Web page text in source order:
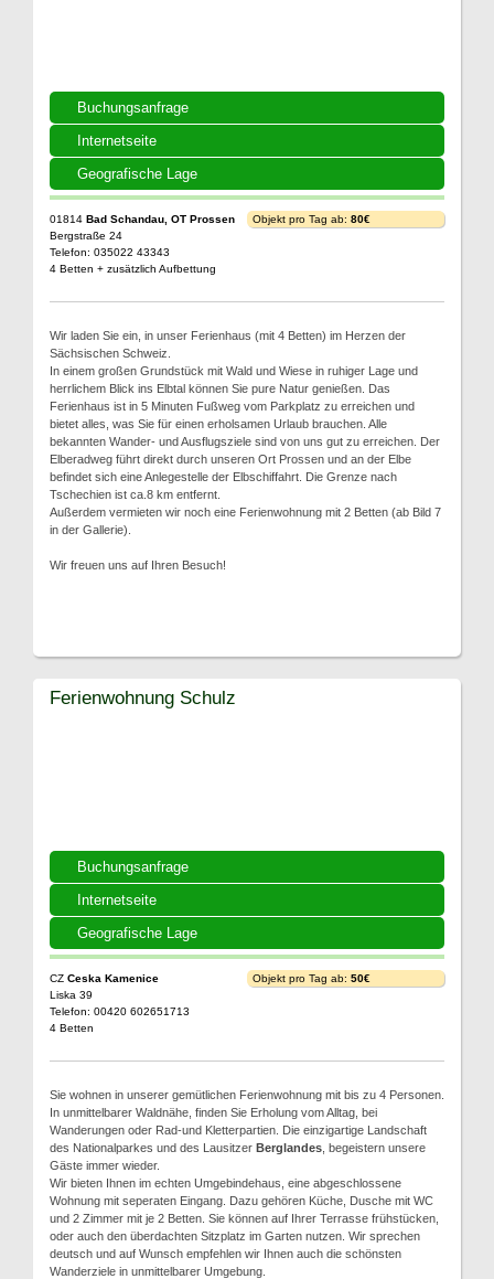
Buchungsanfrage
Internetseite
Geografische Lage
01814 Bad Schandau, OT Prossen
Bergstraße 24
Telefon: 035022 43343
4 Betten + zusätzlich Aufbettung
Objekt pro Tag ab: 80€
Wir laden Sie ein, in unser Ferienhaus (mit 4 Betten) im Herzen der
Sächsischen Schweiz.
In einem großen Grundstück mit Wald und Wiese in ruhiger Lage und
herrlichem Blick ins Elbtal können Sie pure Natur genießen. Das
Ferienhaus ist in 5 Minuten Fußweg vom Parkplatz zu erreichen und
bietet alles, was Sie für einen erholsamen Urlaub brauchen. Alle
bekannten Wander- und Ausflugsziele sind von uns gut zu erreichen. Der
Elberadweg führt direkt durch unseren Ort Prossen und an der Elbe
befindet sich eine Anlegestelle der Elbschiffahrt. Die Grenze nach
Tschechien ist ca.8 km entfernt.
Außerdem vermieten wir noch eine Ferienwohnung mit 2 Betten (ab Bild 7
in der Gallerie).
Wir freuen uns auf Ihren Besuch!
Buchungsanfrage
Internetseite
Geografische Lage
Ferienwohnung Schulz
CZ Ceska Kamenice
Liska 39
Telefon: 00420 602651713
4 Betten
Objekt pro Tag ab: 50€
Sie wohnen in unserer gemütlichen Ferienwohnung mit bis zu 4 Personen.
In unmittelbarer Waldnähe, finden Sie Erholung vom Alltag, bei
Wanderungen oder Rad-und Kletterpartien. Die einzigartige Landschaft
des Nationalparkes und des Lausitzer Berglandes , begeistern unsere
Gäste immer wieder.
Wir bieten Ihnen im echten Umgebindehaus, eine abgeschlossene
Wohnung mit seperaten Eingang. Dazu gehören Küche, Dusche mit WC
und 2 Zimmer mit je 2 Betten. Sie können auf Ihrer Terrasse frühstücken,
oder auch den überdachten Sitzplatz im Garten nutzen. Wir sprechen
deutsch und auf Wunsch empfehlen wir Ihnen auch die schönsten
Wanderziele in unmittelbarer Umgebung.